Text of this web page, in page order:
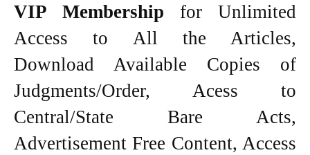
VIP Membership for Unlimited
Access to All the Articles,
Download Available Copies of
Judgments/Order, Acess to
Central/State Bare Acts,
Advertisement Free Content, Access